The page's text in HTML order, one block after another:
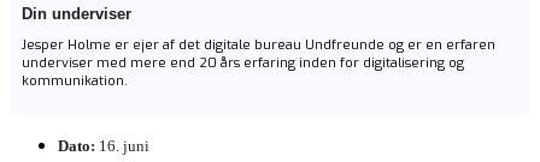
Din underviser
Jesper Holme er ejer af det digitale bureau Undfreunde og er en erfaren
underviser med mere end 20 års erfaring inden for digitalisering og
kommunikation.
Dato: 16. juni